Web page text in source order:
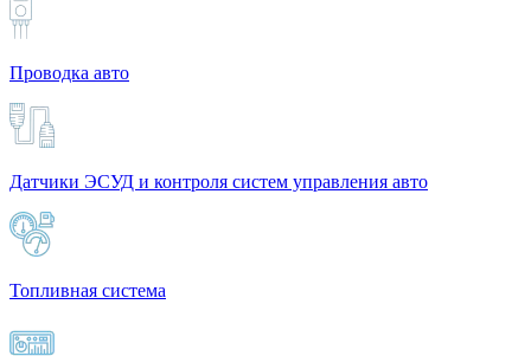
Проводка авто
Датчики ЭСУД и контроля систем управления авто
Топливная система